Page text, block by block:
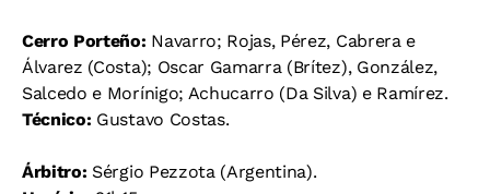
Cerro Porteño: Navarro; Rojas, Pérez, Cabrera e
Álvarez (Costa); Oscar Gamarra (Brítez), González,
Salcedo e Morínigo; Achucarro (Da Silva) e Ramírez.
Técnico: Gustavo Costas.
Árbitro: Sérgio Pezzota (Argentina).